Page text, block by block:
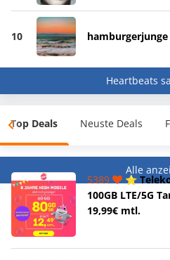
10 hamburgerjunge
Heartbeats
Top Deals Neuste Deals
Alle
5389
⭐️
100GB LTE/5G
19,99€ mtl.